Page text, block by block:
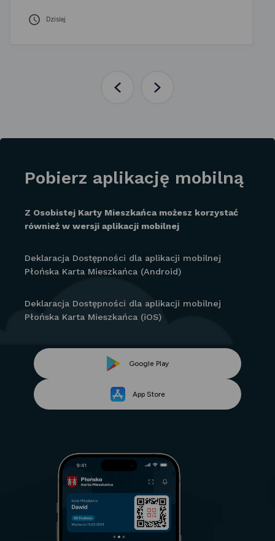
Dzisiaj
PoprzedniaNastępna
Pobierz aplikację mobilną
Z Osobistej Karty Mieszkańca możesz korzystać
również w wersji aplikacji mobilnej
Deklaracja Dostępności dla aplikacji mobilnej
Płońska Karta Mieszkańca (Android)
Deklaracja Dostępności dla aplikacji mobilnej
Płońska Karta Mieszkańca (iOS)
Google PlayLink
w
App StoreLink
się
w
nowej